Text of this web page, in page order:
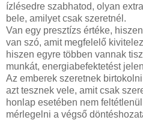
ízlésedre szabhatod, olyan
bele, amilyet csak szeretnél.
Van egy presztízs értéke,
van szó, amit megfelelő
hiszen egyre többen vannak
munkát, energiabefektetést
Az emberek szeretnek
azt tesznek vele, amit csak
honlap esetében nem
mérlegelni a végső